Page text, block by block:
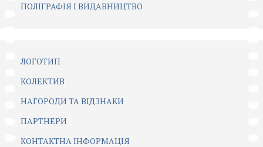
ПОЛІГРАФІЯ І ВИДАВНИЦТВО
ЛОГОТИП
КОЛЕКТИВ
НАГОРОДИ ТА ВІДЗНАКИ
ПАРТНЕРИ
КОНТАКТНА ІНФОРМАЦІЯ